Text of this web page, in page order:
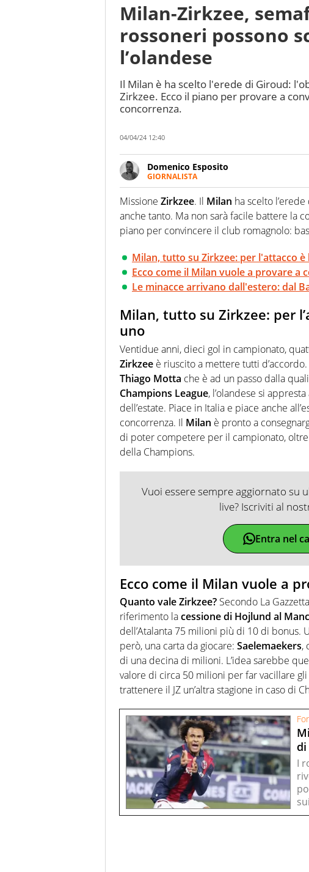
Milan-Zirkzee,
rossoneri possono
l’olandese
Il Milan è ha scelto l'erede di Giroud:
Zirkzee. Ecco il piano per provare a
concorrenza.
04/04/24 12:40
Domenico Esposito
GIORNALISTA
Da vent’anni in campo e sul campo
Passione smisurata per il calcio e per
guai a dirgli di no
Missione Zirkzee. Il Milan ha scelto l’erede
anche tanto. Ma non sarà facile battere la
piano per convincere il club romagnolo:
Milan, tutto su Zirkzee: per l'attacco
Ecco come il Milan vuole a provare a
Le minacce arrivano dall'estero: dal
Milan, tutto su Zirkzee: per
uno
Ventidue anni, dieci gol in campionato,
Zirkzee è riuscito a mettere tutti
Thiago Motta che è ad un passo dalla
Champions League, l’olandese si
dell’estate. Piace in Italia e piace anche
concorrenza. Il Milan è pronto a
di poter competere per il campionato,
della Champions.
Vuoi essere sempre aggiornato su
live? Iscriviti al
Entra nel
Ecco come il Milan vuole a
Quanto vale Zirkzee? Secondo La
riferimento lacessione di Hojlund al
dell’Atalanta 75 milioni più di 10 di bonus.
però, una carta da giocare: Saelemaekers,
di una decina di milioni. L’idea sarebbe
valore di circa 50 milioni per far vacillare
trattenere il JZ un’altra stagione in caso di
I